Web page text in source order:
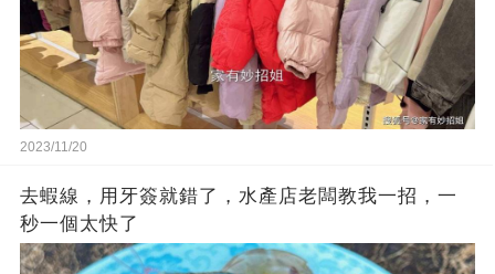
2023/11/20
去蝦線，用牙簽就錯了，水產店老闆教我一招，一
秒一個太快了